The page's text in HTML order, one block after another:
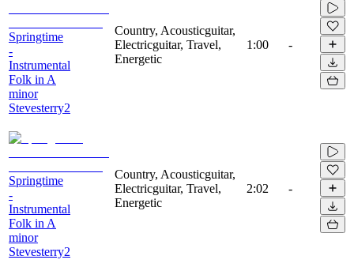
Springtime
-
Instrumental
Folk in A
minor
Stevesterry2
Country, Acousticguitar,
Electricguitar, Travel,
Energetic
1:00 -
Springtime
-
Instrumental
Folk in A
minor
Stevesterry2
Country, Acousticguitar,
Electricguitar, Travel,
Energetic
2:02 -